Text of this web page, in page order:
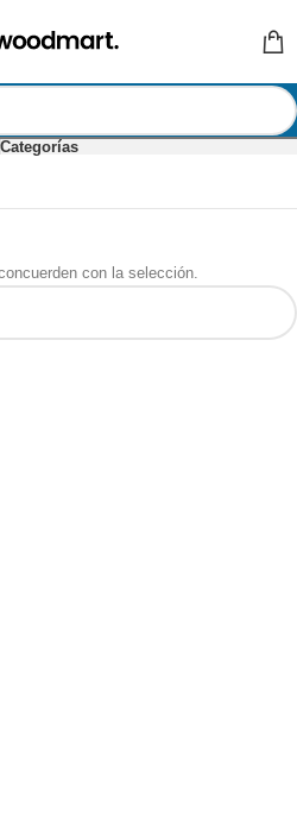
Categorías
con la selección.